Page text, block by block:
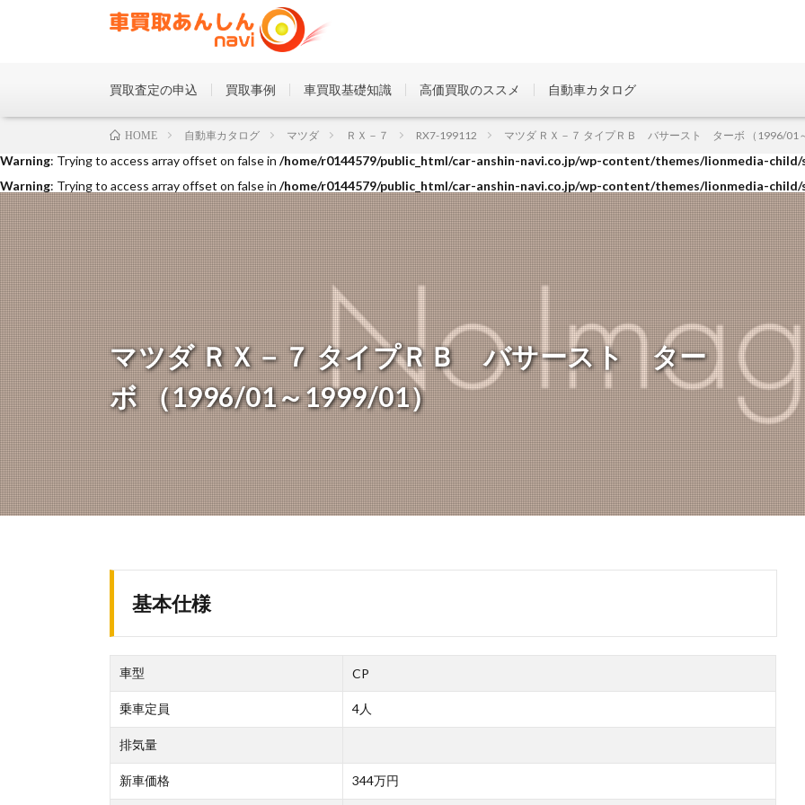
: Trying to access array offset on false in /home/r0144579/public_html/car-anshin-navi.co.jp/wp-content/themes/lionmedia-child/
Warning: Trying to access array offset on false in /home/r0144579/public_html/car-anshin-navi.co.jp/wp-content/themes/lionmedia-
Warning: Trying to access array offset on false in /home/r0144579/public_html/car-anshin-navi.co.jp/wp-content/themes/lionmedia-
買取査定の申込 買取事例 車買取基礎知識 高価買取のススメ 自動車カタログ
マツダ ＲＸ－７ タイプＲＢ バサースト ター
ボ （1996/01～1999/01）
HOME 自動車カタログ マツダ ＲＸ－７ RX7-199112 マツダ ＲＸ－７ タイプＲＢ バサースト ターボ （1996/01
基本仕様
車型 CP
乗車定員 4人
排気量
新車価格 344万円